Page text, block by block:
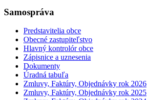
Samospráva
Predstavitelia obce
Obecné zastupiteľstvo
Hlavný kontrolór obce
Zápisnice a uznesenia
Dokumenty
Úradná tabuľa
Zmluvy, Faktúry, Objednávky rok 2026
Zmluvy, Faktúry, Objednávky rok 2025